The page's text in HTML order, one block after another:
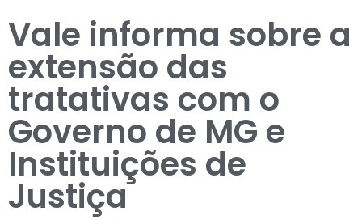
Vale informa sobre a
extensão das
tratativas com o
Governo de MG e
Instituições de
Justiça